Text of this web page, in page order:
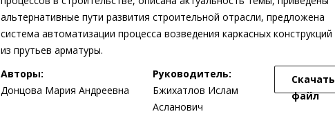
альтернативные пути развития строительной отрасли, предложена
система автоматизации процесса возведения каркасных конструкций
из прутьев арматуры.
Авторы:
Донцова Мария Андреевна
Руководитель:
Бжихатлов Ислам
Асланович
Скачать
файл